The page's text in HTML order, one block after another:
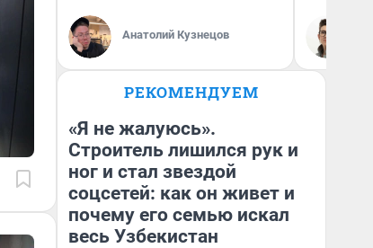
Анатолий Кузнецов
РЕКОМЕНДУЕМ
«Я не жалуюсь».
Строитель лишился рук и
ног и стал звездой
соцсетей: как он живет и
почему его семью искал
весь Узбекистан